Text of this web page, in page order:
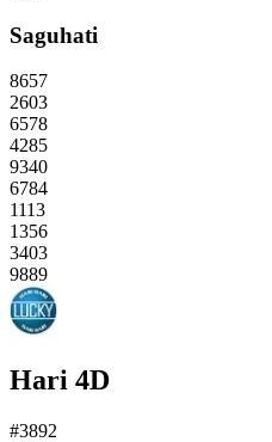
Saguhati
8657
2603
6578
4285
9340
6784
1113
1356
3403
9889
Hari 4D
#3892